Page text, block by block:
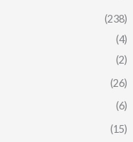
(238)
(4)
(2)
(26)
(6)
(15)